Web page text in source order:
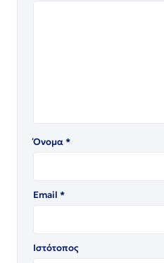
Όνομα*
Email *
Ιστότοπος